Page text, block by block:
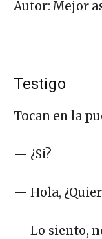
Autor: Mejor
Testigo
Tocan en la
— ¿Si?
— Hola,
— Lo siento,